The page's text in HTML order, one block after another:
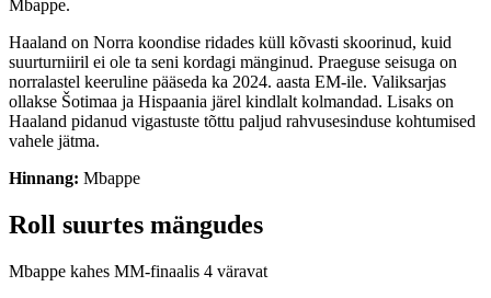
Mbappe.
Haaland on Norra koondise ridades küll kõvasti skoorinud, kuid
suurturniiril ei ole ta seni kordagi mänginud. Praeguse seisuga on
norralastel keeruline pääseda ka 2024. aasta EM-ile. Valiksarjas
ollakse Šotimaa ja Hispaania järel kindlalt kolmandad. Lisaks on
Haaland pidanud vigastuste tõttu paljud rahvusesinduse kohtumised
vahele jätma.
Hinnang: Mbappe
Roll suurtes mängudes
Mbappe kahes MM-finaalis 4 väravat